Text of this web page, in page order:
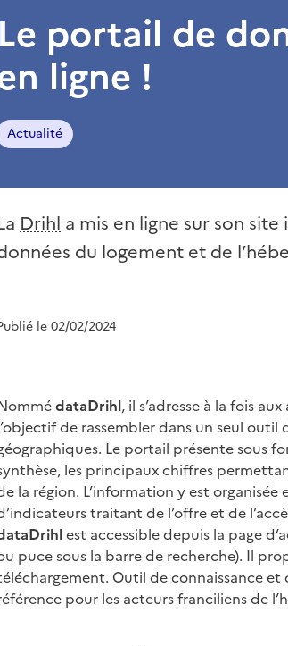
Le portail de
ligne !
Actualité
Drihl a mis en ligne sur son
du logement et de
le 02/02/2024
dataDrihl, il s’adresse à la fois
de rassembler dans un seul
Le portail présente sous
les principaux chiffres
la région. L’information y est
traitant de l’offre et de
est accessible depuis la page
puce sous la barre de recherche). Il
Outil de connaissance
pour les acteurs franciliens de